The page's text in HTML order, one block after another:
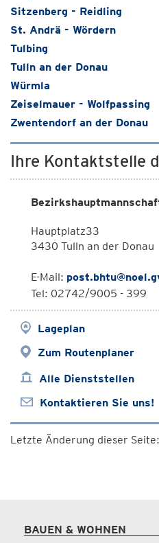
Sitzenberg - Reidling
St. Andrä - Wördern
Tulbing
Tulln an der Donau
Würmla
Zeiselmauer - Wolfpassing
Zwentendorf an der Donau
Ihre Kontaktstelle
Hauptplatz33
3430 Tulln an der Donau
E-Mail:
Tel: 02742/9005 - 399
Lageplan
Zum Routenplaner
Alle Dienststellen
Kontaktieren Sie uns!
Letzte Änderung dieser
BAUEN & WOHNEN